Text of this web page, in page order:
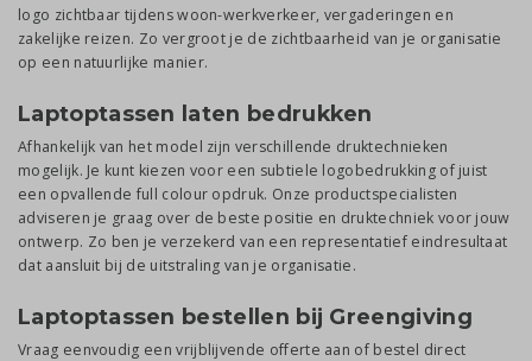
logo zichtbaar tijdens woon-werkverkeer, vergaderingen en
zakelijke reizen. Zo vergroot je de zichtbaarheid van je organisatie
op een natuurlijke manier.
Laptoptassen laten bedrukken
Afhankelijk van het model zijn verschillende druktechnieken
mogelijk. Je kunt kiezen voor een subtiele logobedrukking of juist
een opvallende full colour opdruk. Onze productspecialisten
adviseren je graag over de beste positie en druktechniek voor jouw
ontwerp. Zo ben je verzekerd van een representatief eindresultaat
dat aansluit bij de uitstraling van je organisatie.
Laptoptassen bestellen bij Greengiving
Vraag eenvoudig een vrijblijvende offerte aan of bestel direct